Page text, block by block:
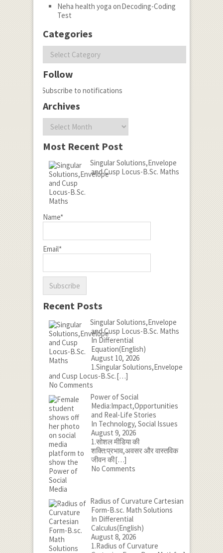
Neha health yoga onDecoding-Coding
Test
Categories
Categories
Follow
Subscribe to notifications
Archives
Archives
Most Recent Post
Singular Solutions,Envelope
and Cusp Locus-B.Sc. Maths
Name*
Email*
Recent Posts
Singular Solutions,Envelope
and Cusp Locus-B.Sc. Maths
In Differential
Equation(English)
August 10, 2026
1.Singular Solutions,Envelope
and Cusp Locus-B.Sc.[…]
No Comments
Power of Social
Media:Impact,Opportunities
and Real-Life Stories
In Technology, Social Issues
August 9, 2026
1.सोशल मीडिया की
शक्ति:प्रभाव,अवसर और वास्तविक
जीवन की[…]
No Comments
Radius of Curvature Cartesian
Form-B.sc. Math Solutions
In Differential
Calculus(English)
August 8, 2026
1.Radius of Curvature